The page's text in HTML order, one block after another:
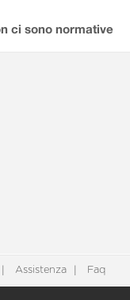
ci sono normative
Assistenza Faq